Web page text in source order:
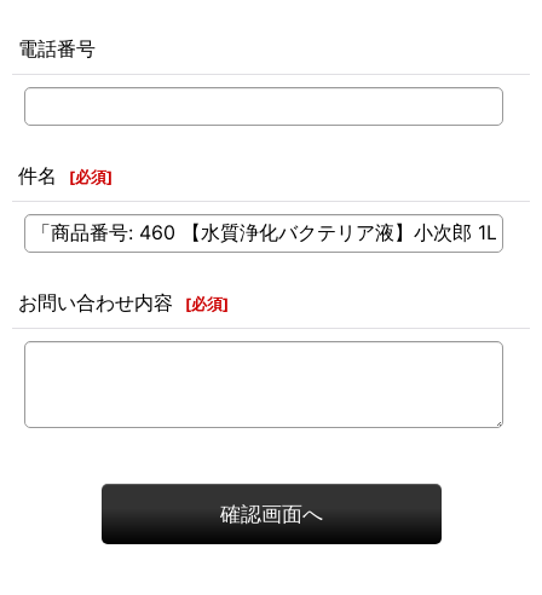
電話番号
件名 [必須]
お問い合わせ内容 [必須]
確認画面へ